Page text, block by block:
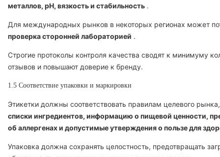
металлов, pH, вязкость и стабильность .
Для международных рынков в некоторых регионах может
проверка сторонней лабораторией .
Строгие протоколы контроля качества сводят к минимуму
отзывов и повышают доверие к бренду.
1.5 Соответствие упаковки и маркировки
Этикетки должны соответствовать правилам целевого
списки ингредиентов, информацию о пищевой ценности,
об аллергенах и допустимые утверждения о пользе для
Упаковка должна сохранять целостность, предотвращать